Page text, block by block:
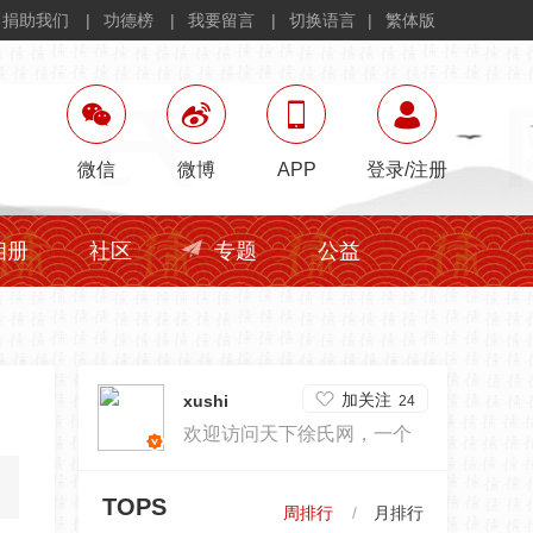
捐助我们 功德榜 我要留言 切换语言 繁体版
微信 微博 APP 登录/注册
册 社区 专题 公益
xushi 加关注 24
欢迎访问天下徐氏网，一个
TOPS 周排行 月排行